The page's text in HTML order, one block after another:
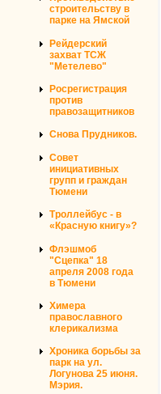
строительству в
парке на Ямской
Рейдерский
захват ТСЖ
"Метелево"
Росрегистрация
против
правозащитников
Снова Прудников.
Совет
инициативных
групп и граждан
Тюмени
Троллейбус - в
«Красную книгу»?
Флэшмоб
"Сцепка" 18
апреля 2008 года
в Тюмени
Химера
православного
клерикализма
Хроника борьбы за
парк на ул.
Логунова 25 июня.
Мэрия.